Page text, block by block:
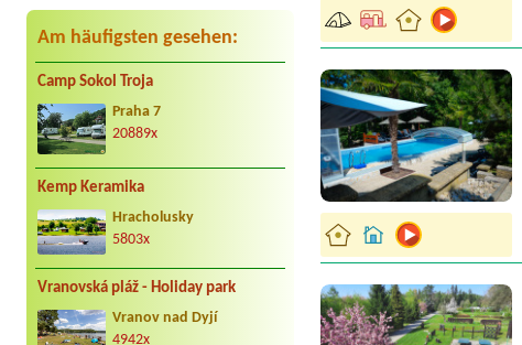
Am häufigsten gesehen:
Camp Sokol Troja
Praha 7
20889x
Kemp Keramika
Hracholusky
5803x
Vranovská pláž - Holiday park
Vranov nad Dyjí
4942x